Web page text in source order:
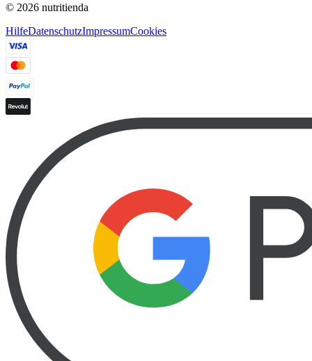
© 2026 nutritienda
HilfeDatenschutzImpressumCookies